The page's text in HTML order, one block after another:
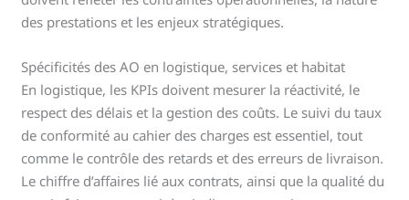
des prestations et les enjeux stratégiques.
Spécificités des AO en logistique, services et habitat
En logistique, les KPIs doivent mesurer la réactivité, le
respect des délais et la gestion des coûts. Le suivi du taux
de conformité au cahier des charges est essentiel, tout
comme le contrôle des retards et des erreurs de livraison.
Le chiffre d’affaires lié aux contrats, ainsi que la qualité du